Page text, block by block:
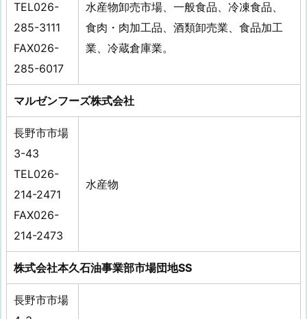
TEL026-
285-3111
FAX026-
285-6017
水産物卸売市場、一般食品、冷凍食品、
食肉・肉加工品、酒類卸売業、食品加工
業、冷蔵倉庫業。
マルゼンフーズ株式会社
長野市市場
3-43
TEL026-
214-2471
FAX026-
214-2473
水産物
株式会社本久石油事業部市場団地SS
長野市市場